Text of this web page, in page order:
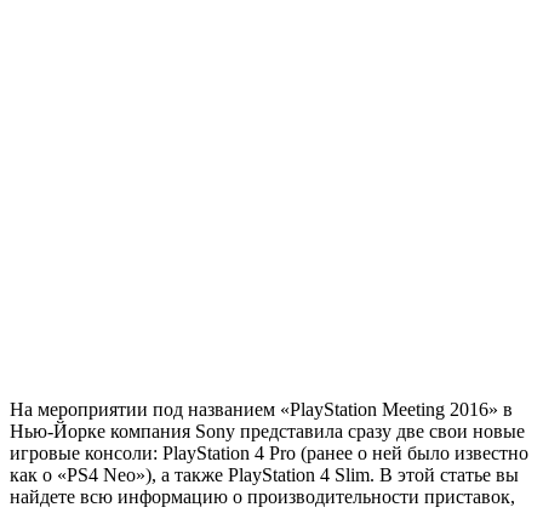
На мероприятии под названием «PlayStation Meeting 2016» в
Нью-Йорке компания Sony представила сразу две свои новые
игровые консоли: PlayStation 4 Pro (ранее о ней было известно
как о «PS4 Neo»), а также PlayStation 4 Slim. В этой статье вы
найдете всю информацию о производительности приставок,